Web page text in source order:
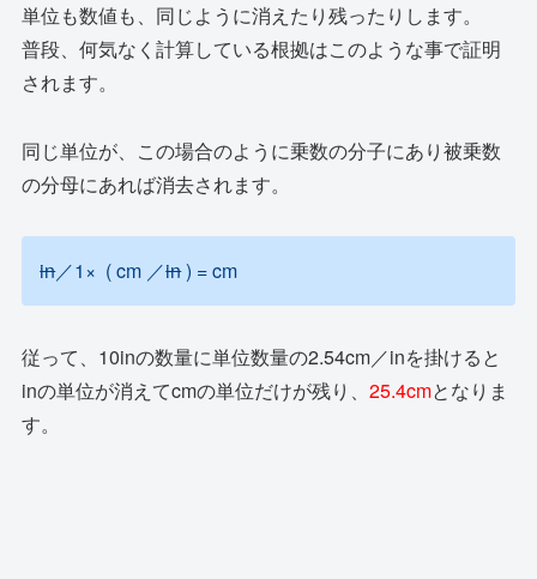
単位も数値も、同じように消えたり残ったりします。
普段、何気なく計算している根拠はこのような事で証明
されます。
同じ単位が、この場合のように乗数の分子にあり被乗数
の分母にあれば消去されます。
in／1× ( cm ／in) = cm
従って、10inの数量に単位数量の2.54cm／inを掛けると
inの単位が消えてcmの単位だけが残り、25.4cmとなりま
す。